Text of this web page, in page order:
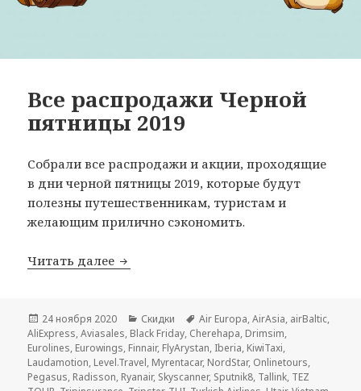
Все распродажи Черной
пятницы 2019
Собрали все распродажи и акции, проходящие
в дни черной пятницы 2019, которые будут
полезны путешественникам, туристам и
желающим прилично сэкономить.
Читать далее Все распродажи Черной пятницы 2019
Опубликовано
24 ноября 2020 Рубрики
Скидки Метки
Air Europa,AirAsia, airBaltic,
AliExpress,Aviasales, Black Friday, Cherehapa, Drimsim,
Eurolines, Eurowings, Finnair, FlyArystan, Iberia, KiwiTaxi,
Laudamotion, Level.Travel, Myrentacar, NordStar, Onlinetours,
Pegasus, Radisson, Ryanair, Skyscanner, Sputnik8, Tallink, TEZ